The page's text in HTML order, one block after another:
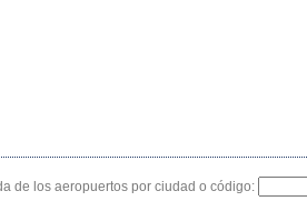
de los aeropuertos por ciudad o código: